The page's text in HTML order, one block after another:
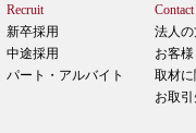
Recruit
新卒採用
中途採用
パート・アルバイト
法人の
お客様
取材
お取